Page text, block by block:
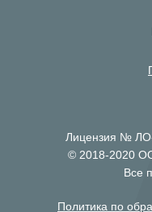
Лицензия №
© 2018-2020
Все
Политика по